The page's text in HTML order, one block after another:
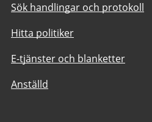
Sök handlingar och protokoll
Hitta politiker
E-tjänster och blanketter
Anställd